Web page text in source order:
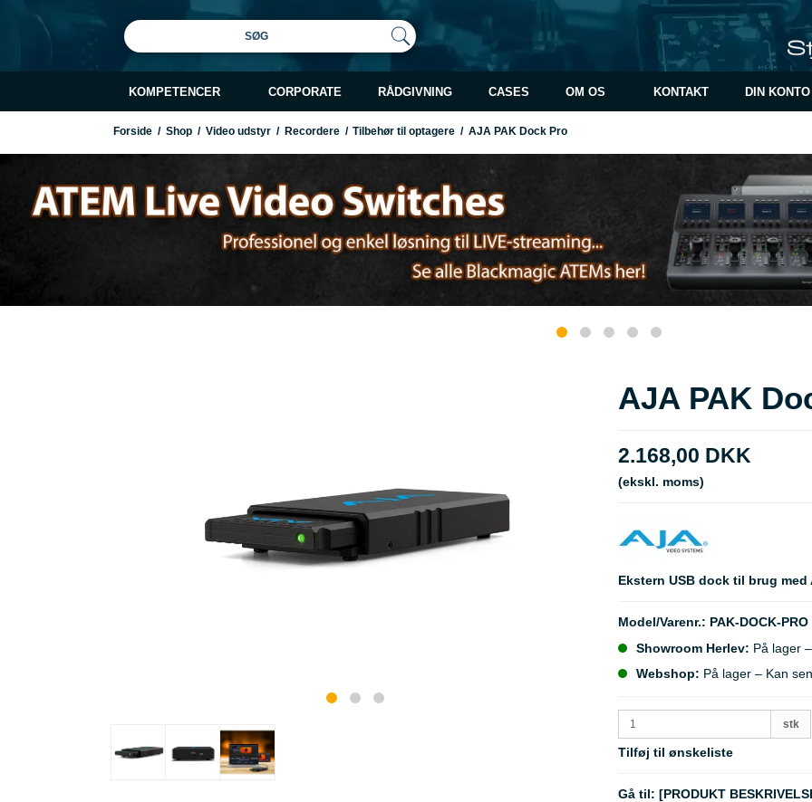
SØG
KOMPETENCER CORPORATE RÅDGIVNING CASES OM OS KONTAKT DIN KONTO
Forside / Shop / Video udstyr / Recordere / Tilbehør til optagere / AJA PAK Dock Pro
AJA PAK
2.168,00 DKK
(ekskl. moms)
Ekstern USB dock til brug med
Model/Varenr.: PAK-DOCK-PRO
Showroom Herlev: På lager
Webshop: På lager – Kan
stk
Tilføj til ønskeliste
Gå til: [PRODUKT